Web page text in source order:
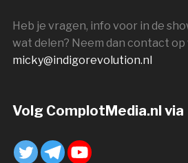
Heb je vragen, info voor in de
wat delen? Neem dan contact op
micky@indigorevolution.nl
Volg ComplotMedia.nl via